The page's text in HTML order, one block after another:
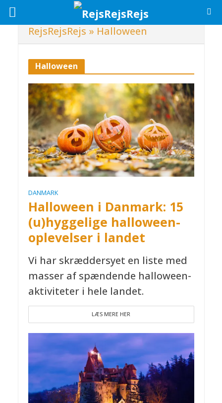
RejsRejsRejs » Halloween
Halloween
DANMARK
Halloween i Danmark: 15
(u)hyggelige halloween-
oplevelser i landet
Vi har skræddersyet en liste med
masser af spændende halloween-
aktiviteter i hele landet.
LÆS MERE HER